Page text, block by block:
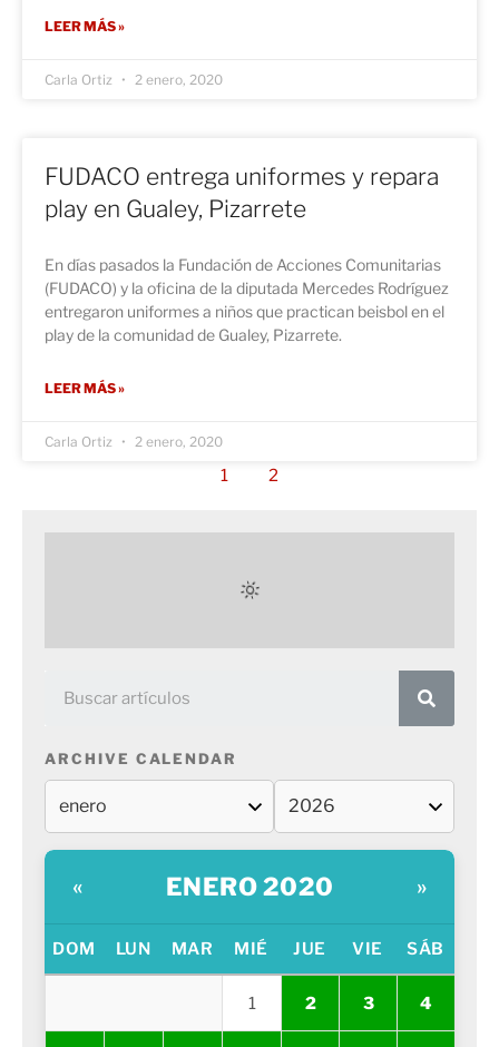
LEER MÁS »
Carla Ortiz 2 enero, 2020
FUDACO entrega uniformes y repara
play en Gualey, Pizarrete
En días pasados la Fundación de Acciones Comunitarias
(FUDACO) y la oficina de la diputada Mercedes Rodríguez
entregaron uniformes a niños que practican beisbol en el
play de la comunidad de Gualey, Pizarrete.
LEER MÁS »
Carla Ortiz 2 enero, 2020
1 2
ARCHIVE CALENDAR
« ENERO 2020 »
DOM LUN MAR MIÉ JUE VIE SÁB
1 2 3 4